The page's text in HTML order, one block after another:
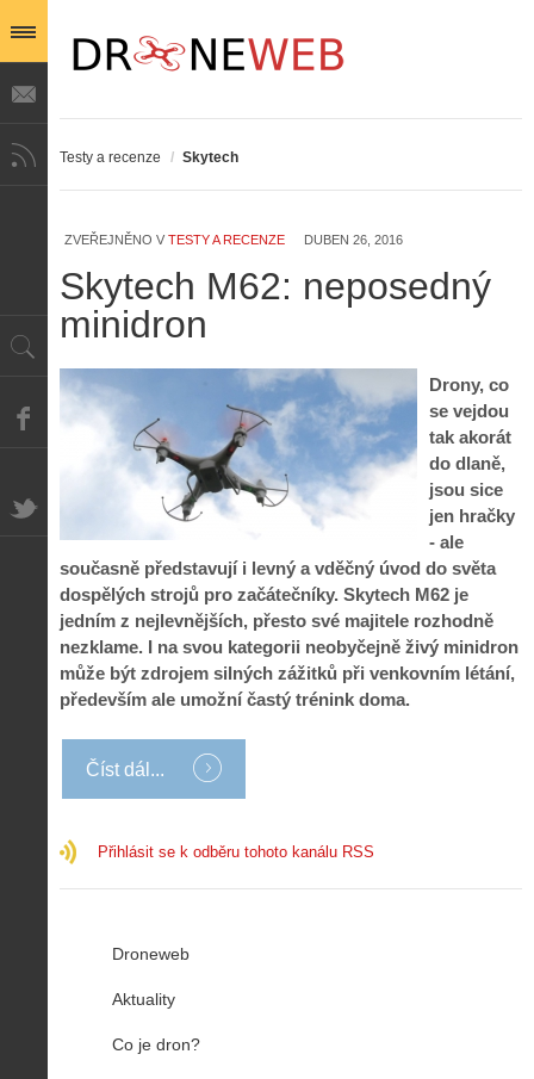
Testy a recenze / Skytech
ZVEŘEJNĚNO V TESTY A RECENZE DUBEN 26, 2016
Skytech M62: neposedný
minidron
Drony, co
se vejdou
tak akorát
do dlaně,
jsou sice
jen hračky
- ale
současně představují i levný a vděčný úvod do světa
dospělých strojů pro začátečníky. Skytech M62 je
jedním z nejlevnějších, přesto své majitele rozhodně
nezklame. I na svou kategorii neobyčejně živý minidron
může být zdrojem silných zážitků při venkovním létání,
především ale umožní častý trénink doma.
Číst dál...
Přihlásit se k odběru tohoto kanálu RSS
Droneweb
Aktuality
Co je dron?